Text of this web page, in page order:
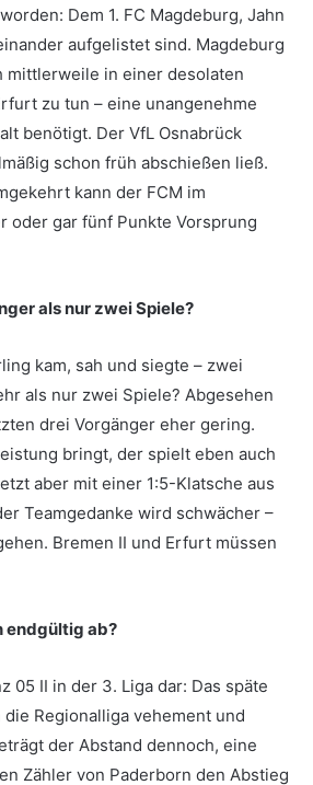
Dem 1. FC Magdeburg, Jahn
aufgelistet sind. Magdeburg
in einer desolaten
zu tun – eine unangenehme
benötigt. Der VfL Osnabrück
schon früh abschießen ließ.
kann der FCM im
oder gar fünf Punkte Vorsprung
als nur zwei Spiele?
kam, sah und siegte – zwei
als nur zwei Spiele? Abgesehen
drei Vorgänger eher gering.
bringt, der spielt eben auch
aber mit einer 1:5-Klatsche aus
Teamgedanke wird schwächer –
Bremen II und Erfurt müssen
endgültig ab?
05 II in der 3. Liga dar: Das späte
Regionalliga vehement und
der Abstand dennoch, eine
Zähler von Paderborn den Abstieg